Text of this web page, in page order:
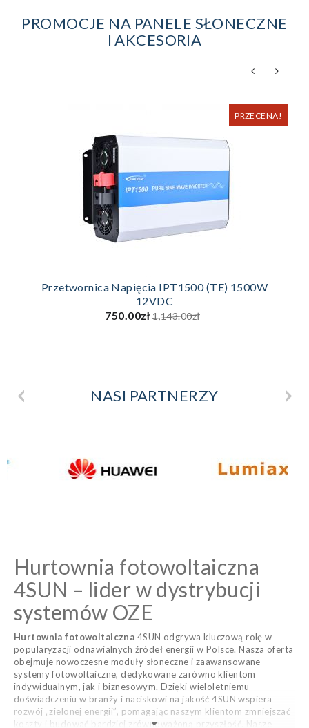
PROMOCJE NA PANELE SŁONECZNE
I AKCESORIA
PRZECENA!
Przetwornica Napięcia IPT1500 (TE) 1500W
12VDC
750.00zł 1,143.00zł
NASI PARTNERZY
Hurtownia fotowoltaiczna
4SUN – lider w dystrybucji
systemów OZE
Hurtownia fotowoltaiczna 4SUN odgrywa kluczową rolę w
popularyzacji odnawialnych źródeł energii w Polsce. Nasza oferta
obejmuje nowoczesne moduły słoneczne i zaawansowane
systemy fotowoltaiczne, dedykowane zarówno klientom
indywidualnym, jak i biznesowym. Dzięki wieloletniemu
doświadczeniu w branży i naciskowi na jakość 4SUN wspiera
rozwój „zielonej energii”, pomagając naszym klientom zmniejszać
koszty i budować bardziej zrównoważoną przyszłość. Nasze